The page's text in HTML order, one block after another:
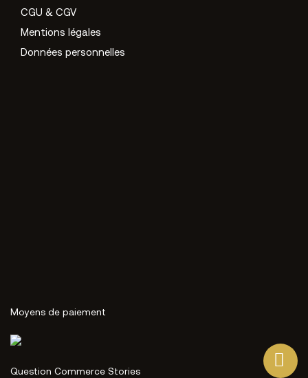
CGU & CGV
Mentions légales
Données personnelles
Moyens de paiement
Question Commerce Stories